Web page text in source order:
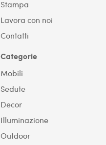
Stampa
Lavora con noi
Contatti
Categorie
Mobili
Sedute
Decor
Illuminazione
Outdoor